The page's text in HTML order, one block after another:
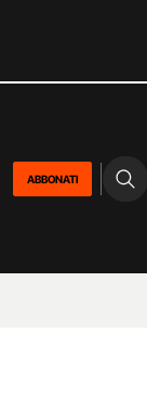
ABBONATI